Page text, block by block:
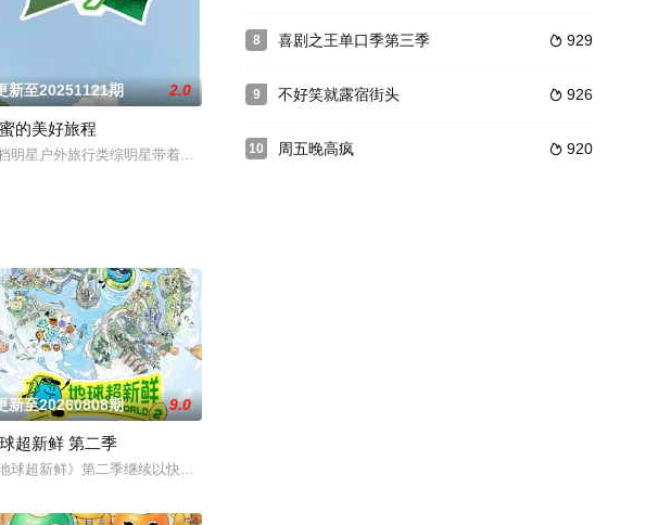
7天时间里穿越山水之间，触摸非遗文化，体验当地风
新至20251121期 2.0
的美好旅程
明星户外旅行类综明星带着闺蜜开启一次好的旅程
之间萌生的浪漫情
畅聊人生的酸甜苦辣。观察团已就位，等你
旅居养老试验+跨世纪老友同行”为核心，真实记录老友同行的相处日常、性格碰撞与情感联
新至20260808期 9.0
超新鲜 第二季
地球超新鲜》第二季继续以快乐解压为核心基调，开启“地球团”的快乐旅程。节目路线将继续延着地球的脉
8  929
喜剧之王单口季第三季
9  926
不好笑就露宿街头
10  920
周五晚高疯